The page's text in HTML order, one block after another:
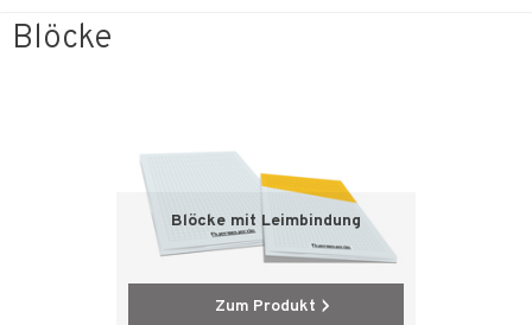
Blöcke
Blöcke mit Leimbindung
Zum Produkt